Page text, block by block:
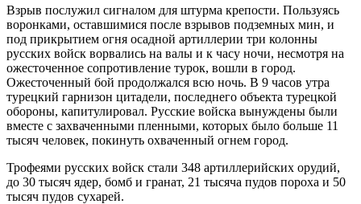
Взрыв послужил сигналом для штурма крепости. Пользуясь
воронками, оставшимися после взрывов подземных мин, и
под прикрытием огня осадной артиллерии три колонны
русских войск ворвались на валы и к часу ночи, несмотря на
ожесточенное сопротивление турок, вошли в город.
Ожесточенный бой продолжался всю ночь. В 9 часов утра
турецкий гарнизон цитадели, последнего объекта турецкой
обороны, капитулировал. Русские войска вынуждены были
вместе с захваченными пленными, которых было больше 11
тысяч человек, покинуть охваченный огнем город.
Трофеями русских войск стали 348 артиллерийских орудий,
до 30 тысяч ядер, бомб и гранат, 21 тысяча пудов пороха и 50
тысяч пудов сухарей.